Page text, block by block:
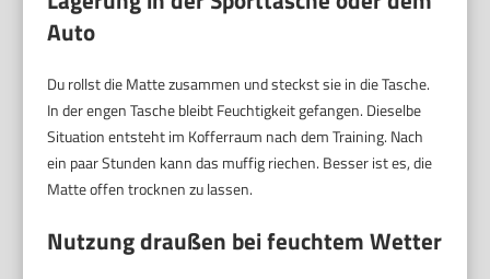
Auto
Du rollst die Matte zusammen und steckst sie in die Tasche.
In der engen Tasche bleibt Feuchtigkeit gefangen. Dieselbe
Situation entsteht im Kofferraum nach dem Training. Nach
ein paar Stunden kann das muffig riechen. Besser ist es, die
Matte offen trocknen zu lassen.
Nutzung draußen bei feuchtem Wetter